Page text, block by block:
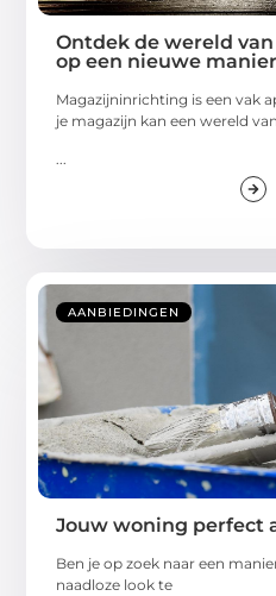
Ontdek de wereld
op een nieuwe manier
Magazijninrichting is een vak
je magazijn kan een wereld van
...
AANBIEDINGEN
Jouw woning perfect
Ben je op zoek naar een
naadloze look te